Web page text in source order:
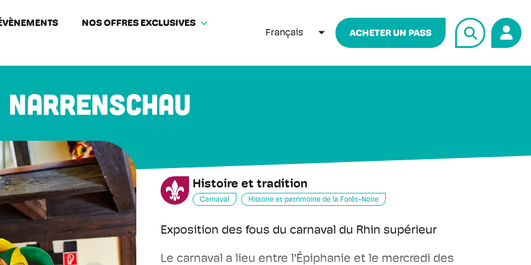
NOS OFFRES EXCLUSIVES
Français
LISTER LES ACTIONS SUPPLÉMENTAIRES
ACHETER UN PASS
Histoire et tradition
Carnaval Histoire et patrimoine de la Forêt-Noire
Exposition des fous du carnaval du Rhin supérieur
Le carnaval a lieu entre l'Épiphanie et le mercredi des